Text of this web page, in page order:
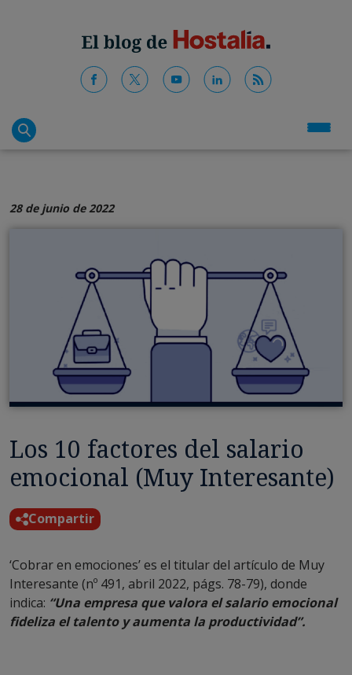
28 de junio de 2022
Los 10 factores del salario
emocional (Muy Interesante)
Compartir
‘Cobrar en emociones’ es el titular del artículo de Muy
Interesante (nº 491, abril 2022, págs. 78-79), donde
indica: “Una empresa que valora el salario emocional
fideliza el talento y aumenta la productividad”.